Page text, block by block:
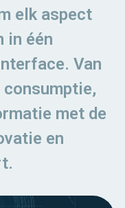
elk aspect
in één
Van
met de
en